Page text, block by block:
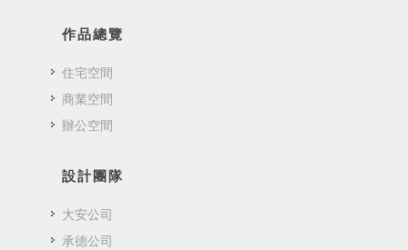
作品總覽
住宅空間
商業空間
辦公空間
設計團隊
大安公司
承德公司